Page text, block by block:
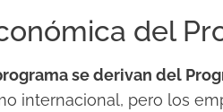
del
se derivan del
internacional, pero los